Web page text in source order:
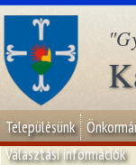
Településünk
Választási információk